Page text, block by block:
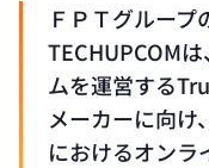
ＦＰＴグルー
TECHUPCOM
ムを運営する
メーカーに向け
におけるオンラ